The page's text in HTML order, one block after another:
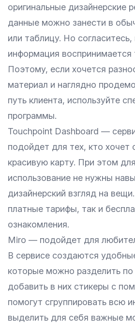
оригинальные дизайнерские
данные можно занести в
или таблицу. Но
информация воспринимается
Поэтому, если хочется
материал и наглядно
путь клиента, используйте
программы.
Touchpoint Dashboard —
подойдет для тех, кто хочет
красивую карту. При этом
использование не нужны
дизайнерский взгляд на
платные тарифы, так и
ознакомления.
Miro — подойдет для
В сервисе создаются
которые можно разделить
добавить в них стикеры с
помогут сгруппировать всю
выделить для себя важные